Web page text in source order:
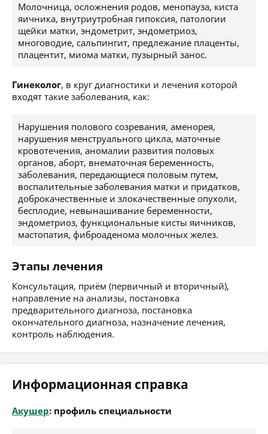
Молочница, осложнения родов, менопауза, киста
яичника, внутриутробная гипоксия, патологии
щейки матки, эндометрит, эндометриоз,
многоводие, сальпингит, предлежание плаценты,
плацентит, миома матки, пузырный занос.
Гинеколог, в круг диагностики и лечения которой
входят такие заболевания, как:
Нарушения полового созревания, аменорея,
нарушения менструального цикла, маточные
кровотечения, аномалии развития половых
органов, аборт, внематочная беременность,
заболевания, передающиеся половым путем,
воспалительные заболевания матки и придатков,
доброкачественные и злокачественные опухоли,
бесплодие, невынашивание беременности,
эндометриоз, функциональные кисты яичников,
мастопатия, фиброаденома молочных желез.
Этапы лечения
Консультация, приём (первичный и вторичный),
направление на анализы, постановка
предварительного диагноза, постановка
окончательного диагноза, назначение лечения,
контроль наблюдения.
Информационная справка
Акушер: профиль специальности